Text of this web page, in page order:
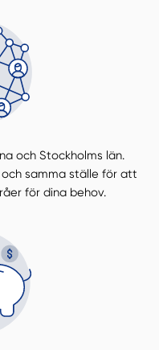
och Stockholms län.
samma ställe för att
för dina behov.